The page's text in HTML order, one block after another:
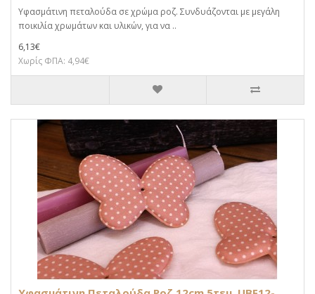
Υφασμάτινη πεταλούδα σε χρώμα ροζ. Συνδυάζονται με μεγάλη
ποικιλία χρωμάτων και υλικών, για να ..
6,13€
Χωρίς ΦΠΑ: 4,94€